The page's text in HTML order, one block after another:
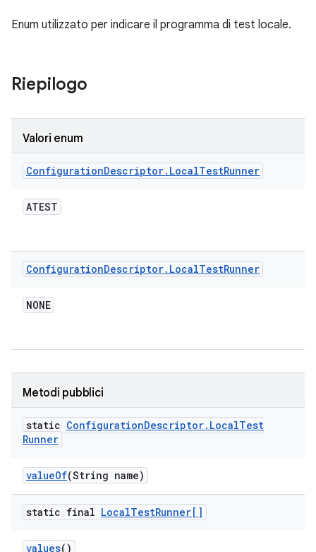
Enum utilizzato per indicare il programma di test locale.
Riepilogo
Valori enum
ConfigurationDescriptor. LocalTestRunner
ATEST
ConfigurationDescriptor. LocalTestRunner
NONE
Metodi pubblici
static ConfigurationDescriptor. LocalTest
Runner
valueOf(String name)
static final LocalTestRunner[]
values()